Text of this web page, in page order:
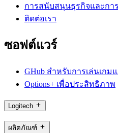
การสนับสนุนธุรกิจและกา
ติดต่อเรา
ซอฟต์แวร์
GHub สำหรับการเล่นเกม
Options+ เพื่อประสิทธิภาพ
Logitech
ผลิตภัณฑ์